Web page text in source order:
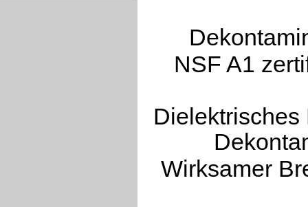
NSF A1
Dielektrisches
Wirksamer